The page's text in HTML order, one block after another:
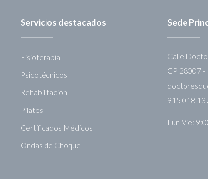
Sede
Calle
CP 28007 -
915 018
Lun-Vie:
Servicios destacados
Fisioterapia
Psicotécnicos
Rehabilitación
Pilates
Certificados Médicos
Ondas de Choque